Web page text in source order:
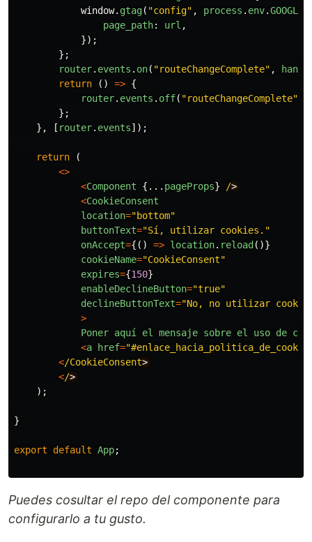
window. gtag( "config" , process . env.
page_path: url ,
});
};
router. events . on( "routeChangeComplete" ,
return
() => {
router. events . off( "routeChangeComplete"
};
},
[ router. events]);
return
(
<>
<Component {... pageProps} /
<CookieConsent
location="bottom"
buttonText="Sí, utilizar cookies. "
onAccept={() => location. reload ()}
cookieName="CookieConsent"
expires={150}
enableDeclineButton="true"
declineButtonText="No, no utilizar
>
Poner aquí el mensaje sobre el uso de
<a href="
</CookieConsent
</
);
}
export default App;
Puedes cosultar el repo del componente para
configurarlo a tu gusto.